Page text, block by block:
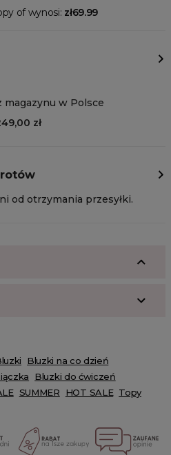
of wynosi: zł69.99
magazynu w Polsce
zł
od otrzymania przesyłki.
Bluzki na co dzień
Bluzki do ćwiczeń
SUMMER HOT SALE Topy